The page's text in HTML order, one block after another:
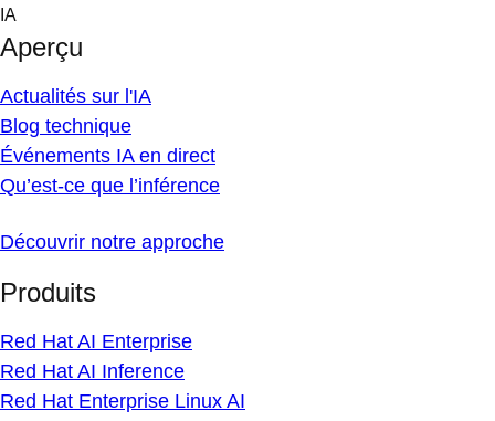
Skip
content
IA
Aperçu
Actualités sur l'IA
Blog technique
Événements IA en direct
Qu’est-ce que l’inférence
Découvrir notre approche
Produits
Red Hat AI Enterprise
Red Hat AI Inference
Red Hat Enterprise Linux AI